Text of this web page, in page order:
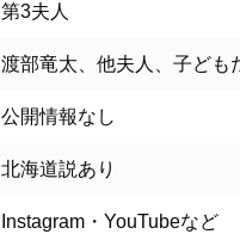
第3夫人
渡部竜太、他夫人、子ども
公開情報なし
北海道説あり
Instagram・YouTubeなど